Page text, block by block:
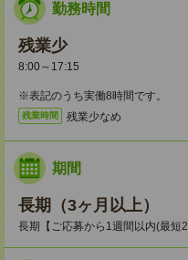
勤務時間
残業少
8:00～17:15
※表記のうち実働8時間です。
残業時間 残業少なめ
期間
長期（3ヶ月以上）
長期【ご応募から1週間以内(最短